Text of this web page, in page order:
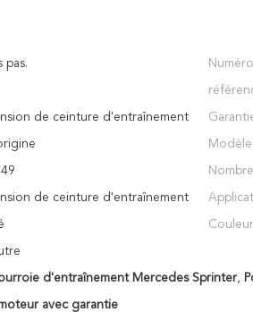
pas.
de ceinture d'entraînement
de ceinture d'entraînement
d'entraînement Mercedes Sprinter,
avec garantie